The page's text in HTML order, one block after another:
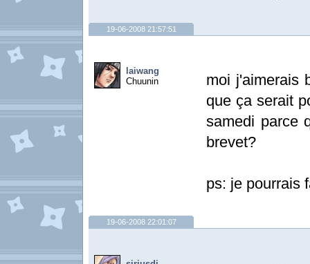
19-06-2008 21:57:51
laiwang
Chuunin
moi j'aimerais
que ça serait
samedi parce
brevet?
ps: je pourrais
19-06-2008 22:01:07